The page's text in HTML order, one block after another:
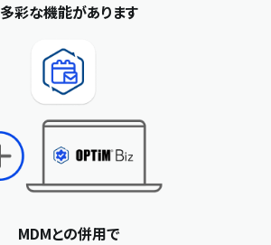
多彩な機能があります
MDMとの併用で